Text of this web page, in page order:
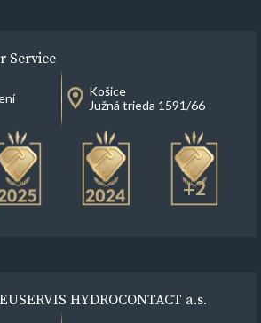
Service
Košice
Južná trieda 1591/66
+2
HYDROCONTACT a.s.